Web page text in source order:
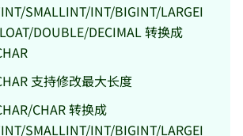
SMALLINT/INT/BIGINT/LARGEI
DOUBLE/DECIMAL 转换成
支持修改最大长度
CHAR 转换成
SMALLINT/INT/BIGINT/LARGEI